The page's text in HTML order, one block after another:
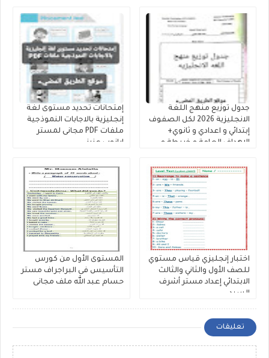
Mohamed Reda
جدول توزيع منهج اللغة
الانجليزية 2026 لكل الصفوف
إبتدائي و اعدادي و ثانوي+
الاهداف العامة و خريطة و
إمتحانات تحديد مستوى لغة
إنجليزية بالاجابات النموذجية
ملفات PDF مجانى لمستر
ابانوب عزيز
اختبار إنجليزي قياس مستوي
للصف الأول والثاني والثالث
الابتدائي إعداد مستر أشرف
السيد
المستوى الأول من كورس
التأسيس فى البراجراف مستر
حسام عبد الله ملف مجانى
تعليقات